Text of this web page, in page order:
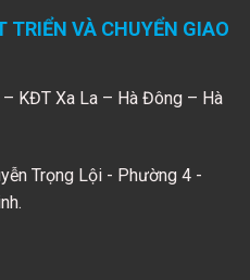
TRIỂN VÀ CHUYỂN GIAO
KĐT Xa La – Hà Đông – Hà
Trọng Lội - Phường 4 -